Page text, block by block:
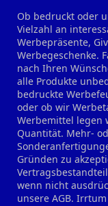
Ob bedruckt oder
Vielzahl an
Werbepräsente,
Werbegeschenke.
nach Ihren
alle Produkte
bedruckte
oder ob wir
Werbemittel legen
Quantität. Mehr-
Gründen zu
wenn nicht
unsere AGB.